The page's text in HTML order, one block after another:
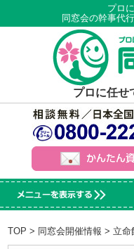
プロ
同窓会の幹事代
プロに任せ
TOP > 同窓会開催情報 > 立命